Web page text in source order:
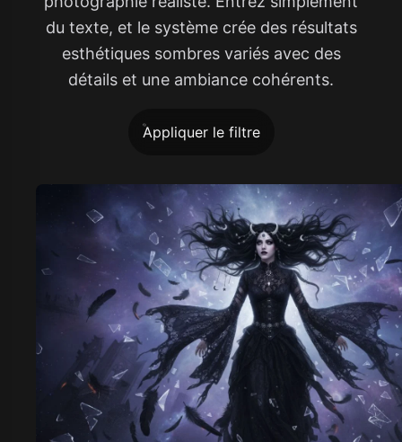
du texte, et le système crée des résultats
esthétiques sombres variés avec des
détails et une ambiance cohérents.
Appliquer le filtre